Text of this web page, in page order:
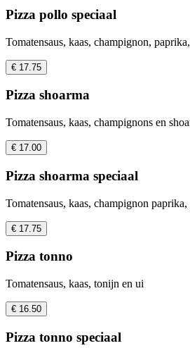
Pizza pollo speciaal
Tomatensaus, kaas, champignon,
€ 17.75
Pizza shoarma
Tomatensaus, kaas, champignons en
€ 17.00
Pizza shoarma speciaal
Tomatensaus, kaas, champignon paprika,
€ 17.75
Pizza tonno
Tomatensaus, kaas, tonijn en ui
€ 16.50
Pizza tonno speciaal